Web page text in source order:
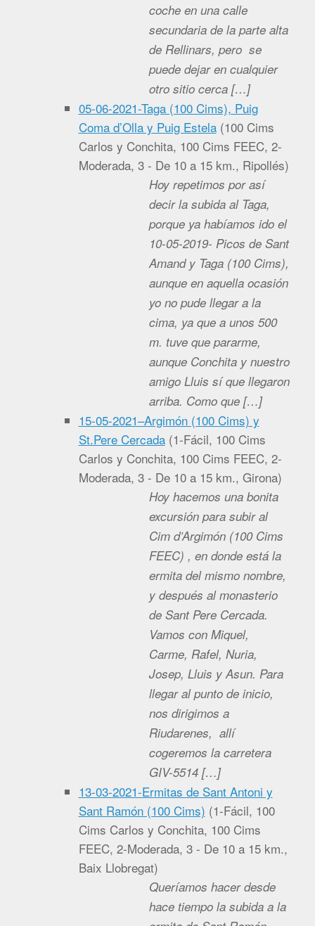
coche en una calle
secundaria de la parte alta
de Rellinars, pero se
puede dejar en cualquier
otro sitio cerca […]
05-06-2021-Taga (100 Cims), Puig
Coma d’Olla y Puig Estela (100 Cims
Carlos y Conchita, 100 Cims FEEC, 2-
Moderada, 3 - De 10 a 15 km., Ripollés)
Hoy repetimos por así
decir la subida al Taga,
porque ya habíamos ido el
10-05-2019- Picos de Sant
Amand y Taga (100 Cims),
aunque en aquella ocasión
yo no pude llegar a la
cima, ya que a unos 500
m. tuve que pararme,
aunque Conchita y nuestro
amigo Lluis sí que llegaron
arriba. Como que […]
15-05-2021–Argimón (100 Cims) y
St.Pere Cercada (1-Fácil, 100 Cims
Carlos y Conchita, 100 Cims FEEC, 2-
Moderada, 3 - De 10 a 15 km., Girona)
Hoy hacemos una bonita
excursión para subir al
Cim d’Argimón (100 Cims
FEEC) , en donde está la
ermita del mismo nombre,
y después al monasterio
de Sant Pere Cercada.
Vamos con Miquel,
Carme, Rafel, Nuria,
Josep, Lluis y Asun. Para
llegar al punto de inicio,
nos dirigimos a
Riudarenes, allí
cogeremos la carretera
GIV-5514 […]
13-03-2021-Ermitas de Sant Antoni y
Sant Ramón (100 Cims) (1-Fácil, 100
Cims Carlos y Conchita, 100 Cims
FEEC, 2-Moderada, 3 - De 10 a 15 km.,
Baix Llobregat)
Queríamos hacer desde
hace tiempo la subida a la